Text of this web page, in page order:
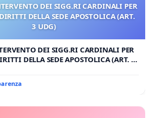
DEI SIGG.RI CARDINALI PER
DELLA SEDE APOSTOLICA (ART.
3 UDG)
DEI SIGG.RI CARDINALI PER
DELLA SEDE APOSTOLICA (ART. 3